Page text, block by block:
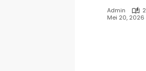
Admin
Mei 20, 2026